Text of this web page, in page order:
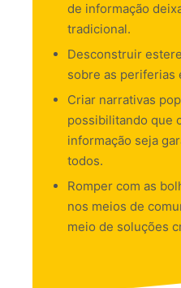
de informação
tradicional.
Desconstruir
sobre as periferias
Criar narrativas
possibilitando que
informação seja
todos.
Romper com as
nos meios de
meio de soluções